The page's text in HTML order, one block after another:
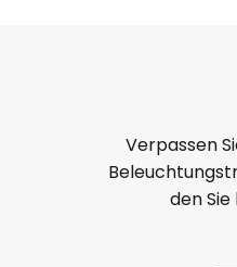
Verpassen
den